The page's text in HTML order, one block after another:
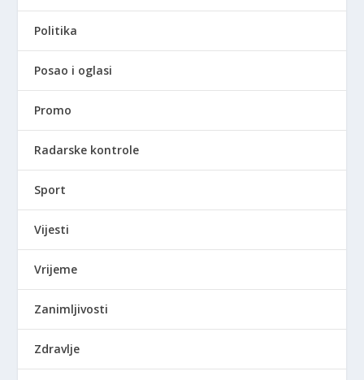
Politika
Posao i oglasi
Promo
Radarske kontrole
Sport
Vijesti
Vrijeme
Zanimljivosti
Zdravlje